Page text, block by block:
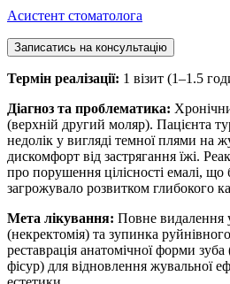
Асистент стоматолога
Записатись на консультацію
Термін реалізації: 1 візит (1–1.5
Діагноз та проблематика:
(верхній другий моляр). Пацієнта
недолік у вигляді темної плями на
дискомфорт від застрягання їжі.
про порушення цілісності емалі, що
загрожувало розвитком глибокого
Мета лікування: Повне видалення
(некректомія) та зупинка
реставрація анатомічної форми зуба
фісур) для відновлення жувальної